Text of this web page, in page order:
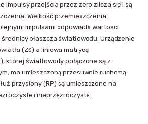
impulsy przejścia przez zero zlicza się i są
Wielkość przemieszczenia
impulsami odpowiada wartości
płaszcza światłowodu. Urządzenie
(ZS) a liniowa matrycą
której światłowody połączone są z
ma umieszczoną przesuwnie ruchomą
przysłony (RP) są umieszczone na
i nieprzezroczyste.